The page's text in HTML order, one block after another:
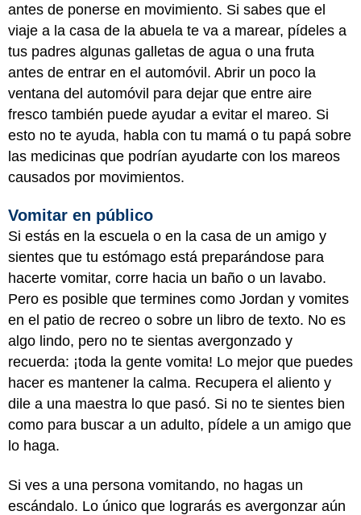
antes de ponerse en movimiento. Si sabes que el
viaje a la casa de la abuela te va a marear, pídeles a
tus padres algunas galletas de agua o una fruta
antes de entrar en el automóvil. Abrir un poco la
ventana del automóvil para dejar que entre aire
fresco también puede ayudar a evitar el mareo. Si
esto no te ayuda, habla con tu mamá o tu papá sobre
las medicinas que podrían ayudarte con los mareos
causados por movimientos.
Vomitar en público
Si estás en la escuela o en la casa de un amigo y
sientes que tu estómago está preparándose para
hacerte vomitar, corre hacia un baño o un lavabo.
Pero es posible que termines como Jordan y vomites
en el patio de recreo o sobre un libro de texto. No es
algo lindo, pero no te sientas avergonzado y
recuerda: ¡toda la gente vomita! Lo mejor que puedes
hacer es mantener la calma. Recupera el aliento y
dile a una maestra lo que pasó. Si no te sientes bien
como para buscar a un adulto, pídele a un amigo que
lo haga.
Si ves a una persona vomitando, no hagas un
escándalo. Lo único que lograrás es avergonzar aún